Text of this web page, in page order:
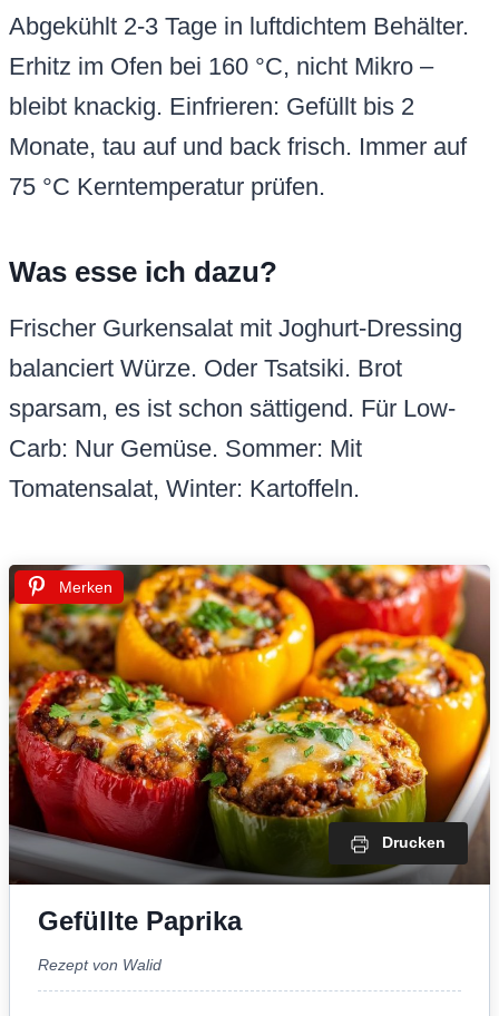
Abgekühlt 2-3 Tage in luftdichtem Behälter.
Erhitz im Ofen bei 160 °C, nicht Mikro –
bleibt knackig. Einfrieren: Gefüllt bis 2
Monate, tau auf und back frisch. Immer auf
75 °C Kerntemperatur prüfen.
Was esse ich dazu?
Frischer Gurkensalat mit Joghurt-Dressing
balanciert Würze. Oder Tsatsiki. Brot
sparsam, es ist schon sättigend. Für Low-
Carb: Nur Gemüse. Sommer: Mit
Tomatensalat, Winter: Kartoffeln.
Merken
Drucken
Gefüllte Paprika
Rezept von Walid